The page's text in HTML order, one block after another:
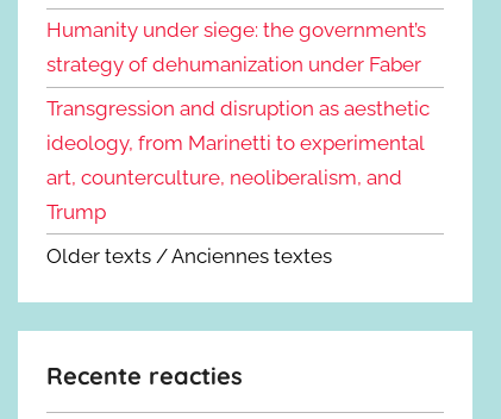
Humanity under siege: the government’s
strategy of dehumanization under Faber
Transgression and disruption as aesthetic
ideology, from Marinetti to experimental
art, counterculture, neoliberalism, and
Trump
Older texts / Anciennes textes
Recente reacties